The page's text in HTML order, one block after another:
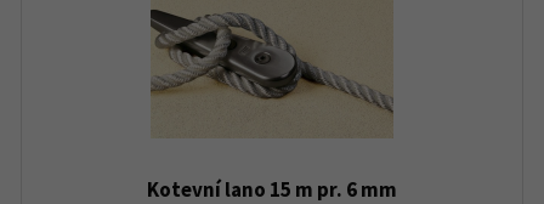
Kotevní lano 15 m pr. 6 mm